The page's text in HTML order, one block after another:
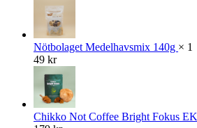
Nötbolaget Medelhavsmix 140g × 1
49 kr
Chikko Not Coffee Bright Fokus